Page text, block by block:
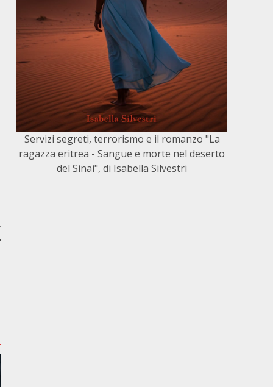
Servizi segreti, terrorismo e il romanzo "La
ragazza eritrea - Sangue e morte nel deserto
del Sinai", di Isabella Silvestri